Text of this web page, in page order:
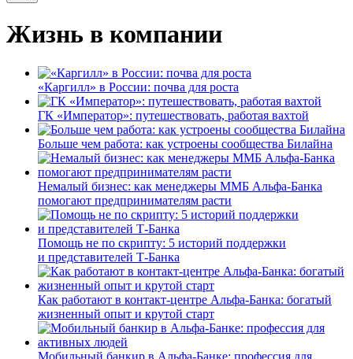
Жизнь в компании
«Каргилл» в России: почва для роста
ГК «Император»: путешествовать, работая вахтой
Больше чем работа: как устроены сообщества Билайна
Немалый бизнес: как менеджеры ММБ Альфа-Банка
помогают предпринимателям расти
Помощь не по скрипту: 5 историй поддержки
и представителей Т-Банка
Как работают в контакт-центре Альфа-Банка: богатый
жизненный опыт и крутой старт
Мобильный банкир в Альфа-Банке: профессия для